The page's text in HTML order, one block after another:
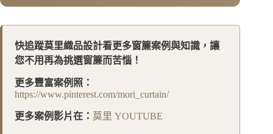
快追蹤莫里織品設計看更多窗簾案例與知識，讓
您不用再為挑選窗簾而苦惱！
更多豐富案例照：
https://www.pinterest.com/mori_curtain/
更多案例影片在： 莫里 YOUTUBE